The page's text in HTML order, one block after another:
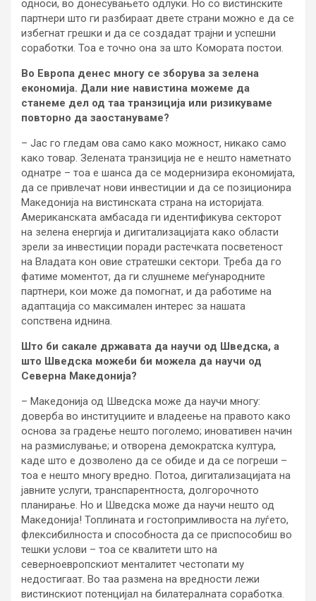
односи, во донесувањето одлуки. Но со вистинските
партнери што ги разбираат двете страни можно е да се
избегнат грешки и да се создадат трајни и успешни
соработки. Тоа е точно она за што Комората постои.
Во Европа денес многу се зборува за зелена
економија. Дали ние навистина можеме да
станеме дел од таа транзиција или ризикуваме
повторно да заостануваме?
– Јас го гледам ова само како можност, никако само
како товар. Зелената транзиција не е нешто наметнато
однатре – тоа е шанса да се модернизира економијата,
да се привлечат нови инвестиции и да се позиционира
Македонија на вистинската страна на историјата.
Американската амбасада ги идентификува секторот
на зелена енергија и дигитализацијата како области
зрели за инвестиции поради растечката посветеност
на Владата кон овие стратешки сектори. Треба да го
фатиме моментот, да ги слушнеме меѓународните
партнери, кои може да помогнат, и да работиме на
адаптација со максимален интерес за нашата
сопствена иднина.
Што би сакале државата да научи од Шведска, а
што Шведска можеби би можела да научи од
Северна Македонија?
– Македонија од Шведска може да научи многу:
доверба во институциите и владеење на правото како
основа за градење нешто поголемо; иновативен начин
на размислување; и отворена демократска култура,
каде што е дозволено да се обиде и да се погреши –
тоа е нешто многу вредно. Потоа, дигитализацијата на
јавните услуги, транспарентноста, долгорочното
планирање. Но и Шведска може да научи нешто од
Македонија! Топлината и гостопримливоста на луѓето,
флексибилноста и способноста да се приспособиш во
тешки услови – тоа се квалитети што на
северноевропскиот менталитет честопати му
недостигаат. Во таа размена на вредности лежи
вистинскиот потенцијал на билатералната соработка.